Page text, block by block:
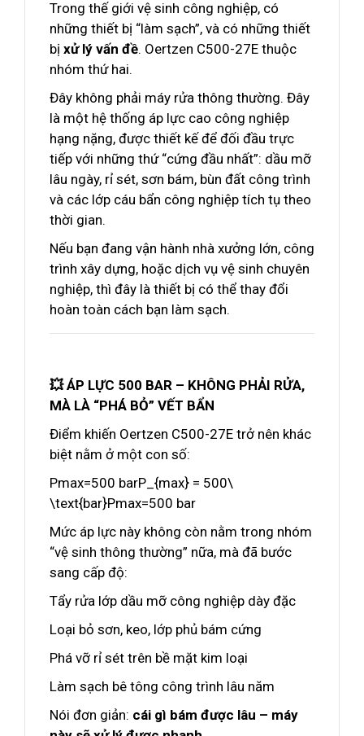
Trong thế giới vệ sinh công nghiệp, có
những thiết bị “làm sạch”, và có những thiết
bị xử lý vấn đề. Oertzen C500-27E thuộc
nhóm thứ hai.
Đây không phải máy rửa thông thường. Đây
là một hệ thống áp lực cao công nghiệp
hạng nặng, được thiết kế để đối đầu trực
tiếp với những thứ “cứng đầu nhất”: dầu mỡ
lâu ngày, rỉ sét, sơn bám, bùn đất công trình
và các lớp cáu bẩn công nghiệp tích tụ theo
thời gian.
Nếu bạn đang vận hành nhà xưởng lớn, công
trình xây dựng, hoặc dịch vụ vệ sinh chuyên
nghiệp, thì đây là thiết bị có thể thay đổi
hoàn toàn cách bạn làm sạch.
💥 ÁP LỰC 500 BAR – KHÔNG PHẢI RỬA,
MÀ LÀ “PHÁ BỎ” VẾT BẨN
Điểm khiến Oertzen C500-27E trở nên khác
biệt nằm ở một con số:
Pmax=500 barP_{max} = 500\
\text{bar}Pmax​=500 bar
Mức áp lực này không còn nằm trong nhóm
“vệ sinh thông thường” nữa, mà đã bước
sang cấp độ:
Tẩy rửa lớp dầu mỡ công nghiệp dày đặc
Loại bỏ sơn, keo, lớp phủ bám cứng
Phá vỡ rỉ sét trên bề mặt kim loại
Làm sạch bê tông công trình lâu năm
Nói đơn giản: cái gì bám được lâu – máy